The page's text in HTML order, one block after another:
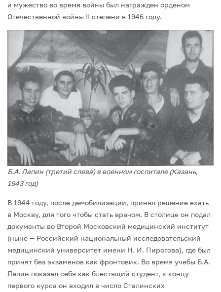
и мужество во время войны был награжден орденом
Отечественной войны II степени в 1946 году.
Б.А. Лапин (третий слева) в военном госпитале (Казань,
1943 год)
В 1944 году, после демобилизации, принял решение ехать
в Москву, для того что­бы стать врачом. В столице он подал
документы во Второй Московский медицинский институт
(ныне — Российский национальный исследовательский
медицинский уни­верситет имени Н. И. Пирогова), где был
принят без экзаменов как фронтовик. Во время учебы Б.А.
Лапин показал себя как блестящий студент, к концу
первого курса он входил в число Сталинских